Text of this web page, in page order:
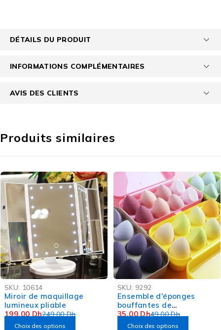
DÉTAILS DU PRODUIT
INFORMATIONS COMPLÉMENTAIRES
AVIS DES CLIENTS
Produits similaires
SKU: 10614
Miroir de maquillage
lumineux pliable
249,00Dh
199,00 Dh
Choix des options
OFFRE FLASH
SKU: 9292
Ensemble d'éponges
bouffantes de
maquillage Box de 8
pièces
49,00Dh
35,00 Dh
Choix des options